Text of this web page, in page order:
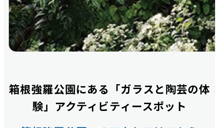
箱根強羅公園にある「ガラスと陶芸の体
験」アクティビティースポット